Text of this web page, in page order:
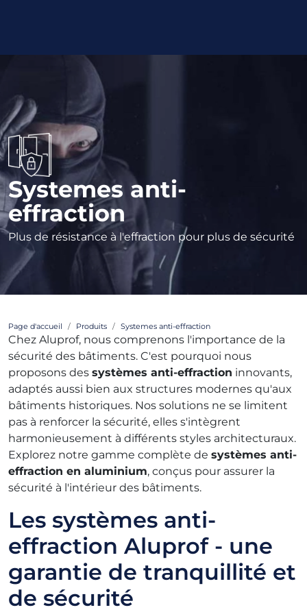
Systemes anti-
effraction
Plus de résistance à l'effraction pour plus de sécurité
Page d'accueil Produits Systemes anti-effraction
Chez Aluprof, nous comprenons l'importance de la
sécurité des bâtiments. C'est pourquoi nous
proposons des systèmes anti-effraction innovants,
adaptés aussi bien aux structures modernes qu'aux
bâtiments historiques. Nos solutions ne se limitent
pas à renforcer la sécurité, elles s'intègrent
harmonieusement à différents styles architecturaux.
Explorez notre gamme complète de systèmes anti-
effraction en aluminium, conçus pour assurer la
sécurité à l'intérieur des bâtiments.
Les systèmes anti-
effraction Aluprof - une
garantie de tranquillité et
de sécurité